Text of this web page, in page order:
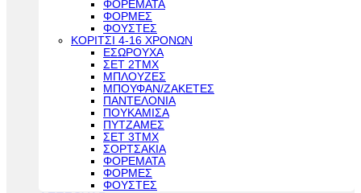
ΦΟΡΕΜΑΤΑ
ΦΟΡΜΕΣ
ΦΟΥΣΤΕΣ
ΚΟΡΙΤΣΙ 4-16 ΧΡΟΝΩΝ
ΕΣΩΡΟΥΧΑ
ΣΕΤ 2ΤΜΧ
ΜΠΛΟΥΖΕΣ
ΜΠΟΥΦΑΝ/ΖΑΚΕΤΕΣ
ΠΑΝΤΕΛΟΝΙΑ
ΠΟΥΚΑΜΙΣΑ
ΠΥΤΖΑΜΕΣ
ΣΕΤ 3ΤΜΧ
ΣΟΡΤΣΑΚΙΑ
ΦΟΡΕΜΑΤΑ
ΦΟΡΜΕΣ
ΦΟΥΣΤΕΣ